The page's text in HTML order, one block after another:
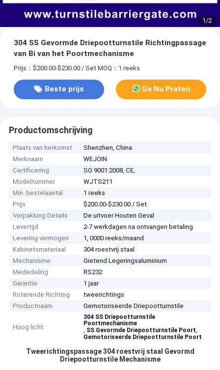
1/2
304 SS Gevormde Driepootturnstile Richtingpassage
van Bi van het Poortmechanisme
Prijs：$200.00-$230.00 / Set MOQ：1 reeks
Beste prijs Ga Nu Praten.
Productomschrijving
Plaats van herkomst
Shenzhen, China
Merknaam
WEJOIN
Certificering
SO 9001:2008, CE,
Modelnummer
WJTS211
Min. bestelaantal
1 reeks
Prijs
$200.00-$230.00 / Set
Verpakking Details
De uitvoer Houten Geval
Levertijd
2-7 werkdagen na ontvangen betaling
Levering vermogen
1, 0000 reeks/maand
Kabinetsmateriaal
304 roestvrij staal
Mechanisme
Gietend Legeringsaluminium
Mededeling
RS232
Garantie
1 jaar
Roterende Richting
tweerichtings
Productnaam
Gemotoriseerde Driepootturnstile
Hoog licht:
304 SS Driepootturnstile
Poortmechanisme
, SS Gevormde Driepootturnstile Poort,
Gemotoriseerde Driepootturnstile Poort
Tweerichtingspassage 304 roestvrij staal Gevormd
Driepootturnstile Mechanisme